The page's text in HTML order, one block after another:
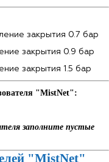
закрытия 0.7 бар
закрытия 0.9 бар
закрытия 1.5 бар
"MistNet":
заполните пустые
"MistNet"